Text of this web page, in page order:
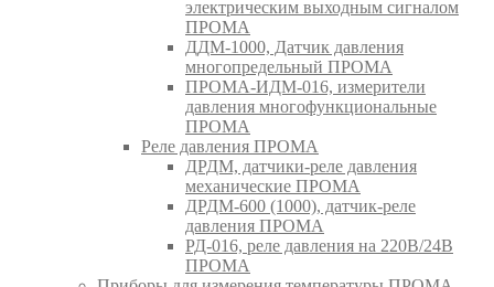
электрическим выходным сигналом
ПРОМА
ДДМ-1000, Датчик давления
многопредельный ПРОМА
ПРОМА-ИДМ-016, измерители
давления многофункциональные
ПРОМА
Реле давления ПРОМА
ДРДМ, датчики-реле давления
механические ПРОМА
ДРДМ-600 (1000), датчик-реле
давления ПРОМА
РД-016, реле давления на 220В/24В
ПРОМА